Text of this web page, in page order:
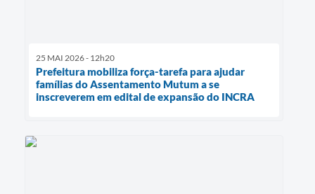
25 MAI 2026 - 12h20
Prefeitura mobiliza força-tarefa para ajudar
famílias do Assentamento Mutum a se
inscreverem em edital de expansão do INCRA